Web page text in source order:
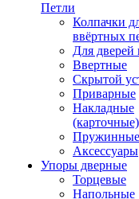
Петли
Колпачки
ввёртных
Для дверей
Ввертные
Скрытой
Приварные
Накладные
(карточные)
Пружинные
Аксессуары
Упоры дверные
Торцевые
Напольные